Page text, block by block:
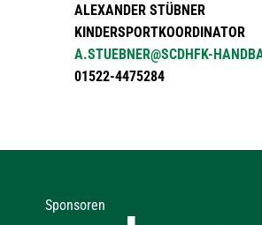
ALEXANDER STÜBNER
KINDERSPORTKOORDINATOR
A.STUEBNER@SCDHFK-
01522-4475284
Sponsoren